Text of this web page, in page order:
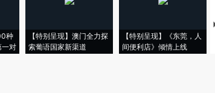
种
一对
【特别呈现】澳门全力探
索葡语国家新渠道
【特别呈现】《东莞，人
间便利店》倾情上线